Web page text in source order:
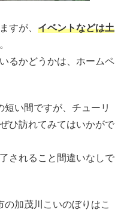
すが、 イベントなどは土
るかどうかは、ホームペ
い間ですが、チューリ
ひ訪れてみてはいかがで
されること間違いなしで
加茂川こいのぼりはこ